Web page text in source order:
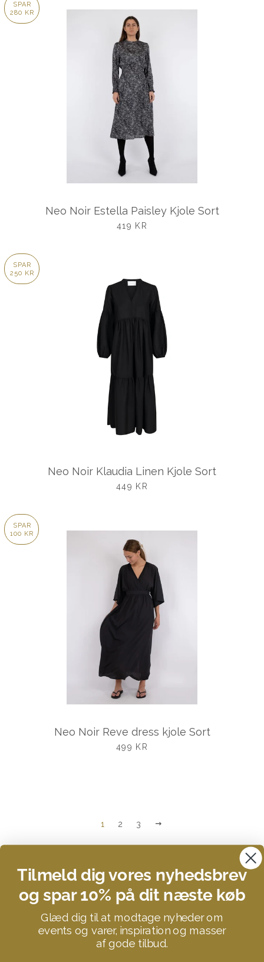
SPAR
280 KR
Neo Noir Estella Paisley Kjole Sort
UDSALGSPRIS
419 KR
SPAR
250 KR
Neo Noir Klaudia Linen Kjole Sort
UDSALGSPRIS
449 KR
SPAR
100 KR
Neo Noir Reve dress kjole Sort
UDSALGSPRIS
499 KR
1 2 3
Search
Kontakt
Om STUFF YOU LOVE
Tilmeld dig vores nyhedsbrev
og spar 10% på dit næste køb
Glæd dig til at modtage nyheder om
events og varer, inspiration og masser
af gode tilbud.